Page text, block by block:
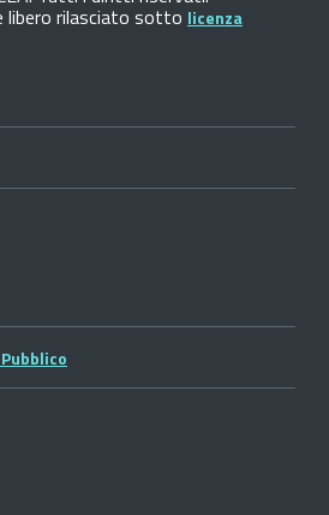
libero rilasciato sotto licenza